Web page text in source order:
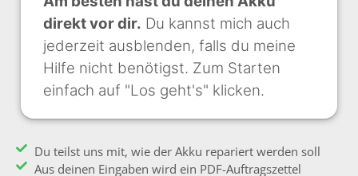
direkt vor dir. Du kannst mich auch
jederzeit ausblenden, falls du meine
Hilfe nicht benötigst. Zum Starten
einfach auf "Los geht's" klicken.
Du teilst uns mit, wie der Akku repariert werden soll
Aus deinen Eingaben wird ein PDF-Auftragszettel